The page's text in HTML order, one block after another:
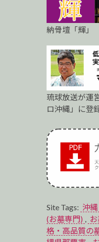
納骨壇「輝」
琉球放送が運
ロ沖縄」に登
Site Tags: 沖
(お墓専門)
格・高品質の